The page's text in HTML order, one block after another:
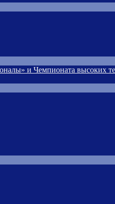
и Чемпионата высоких